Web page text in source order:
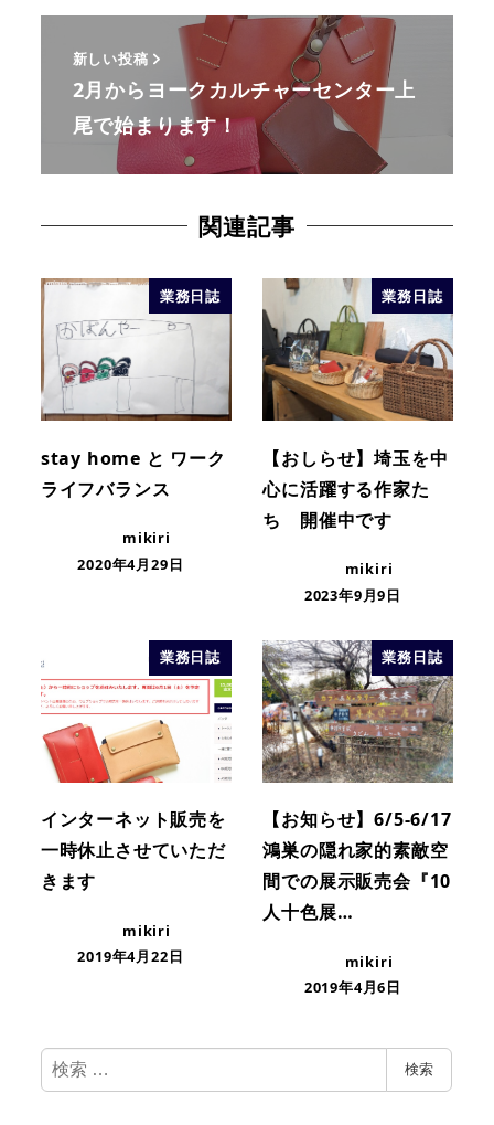
新しい投稿
2月からヨークカルチャーセンター上
尾で始まります！
関連記事
業務日誌
stay home と ワーク
ライフバランス
mikiri
2020年4月29日
業務日誌
【おしらせ】埼玉を中
心に活躍する作家た
ち 開催中です
mikiri
2023年9月9日
業務日誌
インターネット販売を
一時休止させていただ
きます
mikiri
2019年4月22日
業務日誌
【お知らせ】6/5-6/17
鴻巣の隠れ家的素敵空
間での展示販売会『10
人十色展…
mikiri
2019年4月6日
検
索
検索